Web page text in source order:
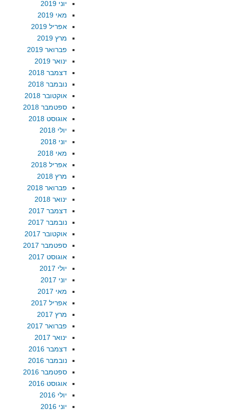
יוני 2019
מאי 2019
אפריל 2019
מרץ 2019
פברואר 2019
ינואר 2019
דצמבר 2018
נובמבר 2018
אוקטובר 2018
ספטמבר 2018
אוגוסט 2018
יולי 2018
יוני 2018
מאי 2018
אפריל 2018
מרץ 2018
פברואר 2018
ינואר 2018
דצמבר 2017
נובמבר 2017
אוקטובר 2017
ספטמבר 2017
אוגוסט 2017
יולי 2017
יוני 2017
מאי 2017
אפריל 2017
מרץ 2017
פברואר 2017
ינואר 2017
דצמבר 2016
נובמבר 2016
ספטמבר 2016
אוגוסט 2016
יולי 2016
יוני 2016